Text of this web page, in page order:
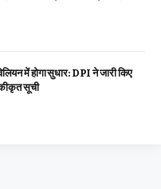
में होगा सुधार: DPI ने जारी किए
सूची